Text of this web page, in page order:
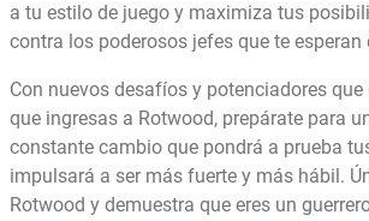
a tu estilo de juego y maximiza tus
contra los poderosos jefes que te esperan
Con nuevos desafíos y potenciadores
que ingresas a Rotwood, prepárate para
constante cambio que pondrá a prueba
impulsará a ser más fuerte y más hábil.
Rotwood y demuestra que eres un